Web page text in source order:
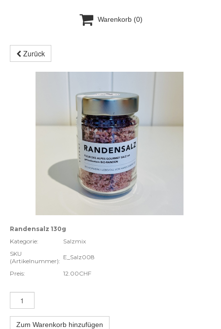
 Warenkorb (0)
Zurück
Randensalz 130g
Kategorie:
Salzmix
SKU
(Artikelnummer):
E_Salz008
Preis: 12.00CHF
Zum Warenkorb hinzufügen